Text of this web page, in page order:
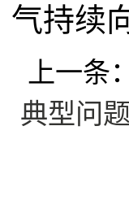
气持续
上一条：
典型问题